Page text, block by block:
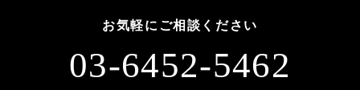
お気軽にご相談ください
03-6452-5462